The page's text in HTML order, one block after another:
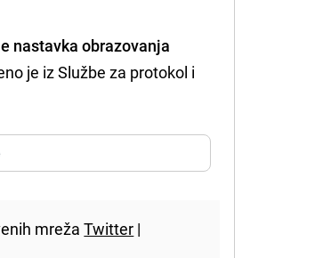
nastavka obrazovanja
je iz Službe za protokol i
mrežaTwitter |